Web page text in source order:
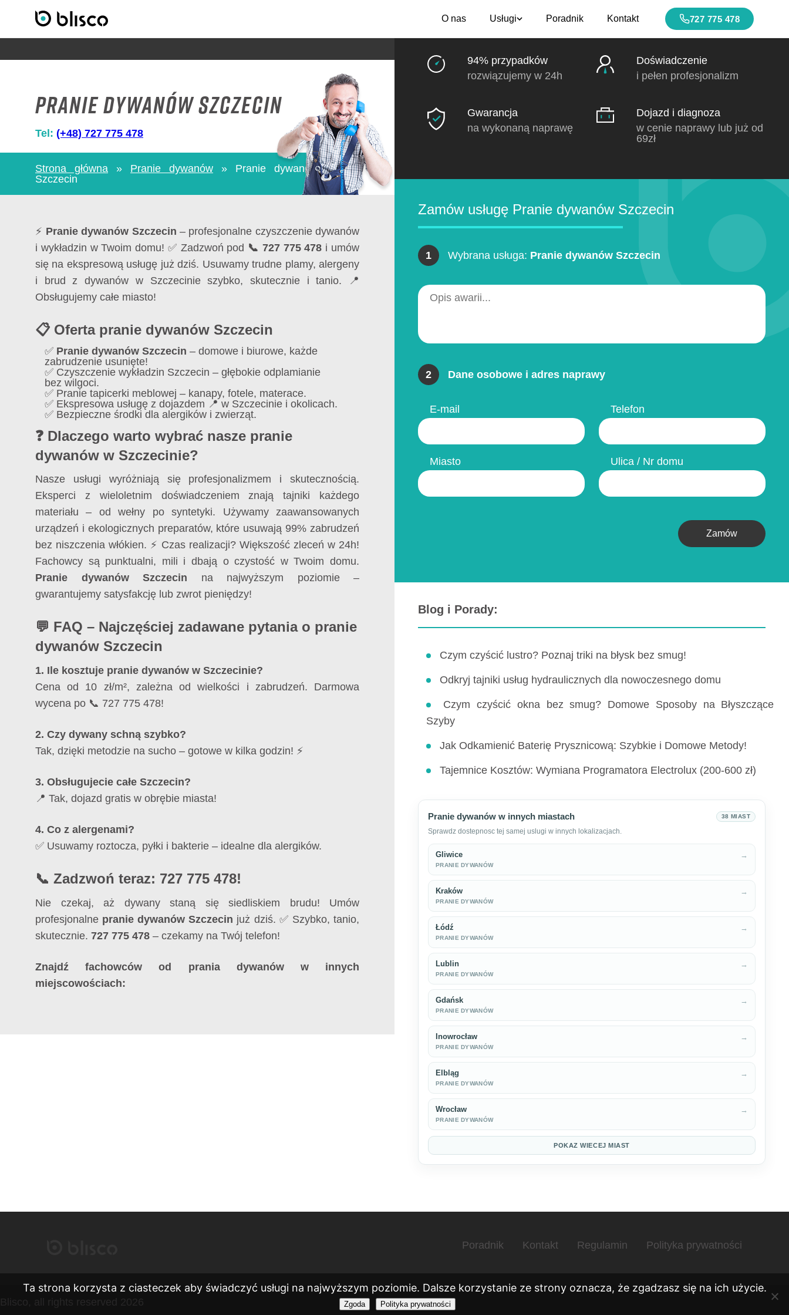
O nas Usługi Poradnik Kontakt 727 775 478
Pranie dywanów Szczecin
Tel: (+48) 727 775 478
Strona główna » Pranie dywanów » Pranie dywanów
Szczecin
⚡ Pranie dywanów Szczecin – profesjonalne czyszczenie dywanów
i wykładzin w Twoim domu! ✅ Zadzwoń pod 📞 727 775 478 i umów
się na ekspresową usługę już dziś. Usuwamy trudne plamy, alergeny
i brud z dywanów w Szczecinie szybko, skutecznie i tanio. 📍
Obsługujemy całe miasto!
📋 Oferta pranie dywanów Szczecin
✅ Pranie dywanów Szczecin – domowe i biurowe, każde
zabrudzenie usunięte!
✅ Czyszczenie wykładzin Szczecin – głębokie odplamianie
bez wilgoci.
✅ Pranie tapicerki meblowej – kanapy, fotele, materace.
✅ Ekspresowa usługę z dojazdem 📍 w Szczecinie i okolicach.
✅ Bezpieczne środki dla alergików i zwierząt.
❓ Dlaczego warto wybrać nasze pranie
dywanów w Szczecinie?
Nasze usługi wyróżniają się profesjonalizmem i skutecznością.
Eksperci z wieloletnim doświadczeniem znają tajniki każdego
materiału – od wełny po syntetyki. Używamy zaawansowanych
urządzeń i ekologicznych preparatów, które usuwają 99% zabrudzeń
bez niszczenia włókien. ⚡ Czas realizacji? Większość zleceń w 24h!
Fachowcy są punktualni, mili i dbają o czystość w Twoim domu.
Pranie dywanów Szczecin na najwyższym poziomie –
gwarantujemy satysfakcję lub zwrot pieniędzy!
💬 FAQ – Najczęściej zadawane pytania o pranie
dywanów Szczecin
1. Ile kosztuje pranie dywanów w Szczecinie?
Cena od 10 zł/m², zależna od wielkości i zabrudzeń. Darmowa
wycena po 📞 727 775 478!
2. Czy dywany schną szybko?
Tak, dzięki metodzie na sucho – gotowe w kilka godzin! ⚡
3. Obsługujecie całe Szczecin?
📍 Tak, dojazd gratis w obrębie miasta!
4. Co z alergenami?
✅ Usuwamy roztocza, pyłki i bakterie – idealne dla alergików.
📞 Zadzwoń teraz: 727 775 478!
Nie czekaj, aż dywany staną się siedliskiem brudu! Umów
profesjonalne pranie dywanów Szczecin już dziś. ✅ Szybko, tanio,
skutecznie. 727 775 478 – czekamy na Twój telefon!
Znajdź fachowców od prania dywanów w innych
miejscowościach:
94% przypadków
rozwiązujemy w 24h
Doświadczenie
i pełen profesjonalizm
Gwarancja
na wykonaną naprawę
Dojazd i diagnoza
w cenie naprawy lub już od
69zł
Zamów usługę Pranie dywanów Szczecin
1 Wybrana usługa: Pranie dywanów Szczecin
2 Dane osobowe i adres naprawy
E-mail Telefon
Miasto Ulica / Nr domu
Zamów
Blog i Porady:
Czym czyścić lustro? Poznaj triki na błysk bez smug!
Odkryj tajniki usług hydraulicznych dla nowoczesnego domu
Czym czyścić okna bez smug? Domowe Sposoby na Błyszczące
Szyby
Jak Odkamienić Baterię Prysznicową: Szybkie i Domowe Metody!
Tajemnice Kosztów: Wymiana Programatora Electrolux (200-600 zł)
Pranie dywanów w innych miastach 38 MIAST
Sprawdz dostepnosc tej samej uslugi w innych lokalizacjach.
Gliwice
PRANIE DYWANÓW
→
Kraków
PRANIE DYWANÓW
→
Łódź
PRANIE DYWANÓW
→
Lublin
PRANIE DYWANÓW
→
Gdańsk
PRANIE DYWANÓW
→
Inowrocław
PRANIE DYWANÓW
→
Elbląg
PRANIE DYWANÓW
→
Wrocław
PRANIE DYWANÓW
→
POKAZ WIECEJ MIAST
Poradnik Kontakt Regulamin Polityka prywatności
Blisco, all rights reserved 2026
Ta strona korzysta z ciasteczek aby świadczyć usługi na najwyższym poziomie. Dalsze korzystanie ze strony oznacza, że zgadzasz się na ich użycie.
Zgoda Polityka prywatności